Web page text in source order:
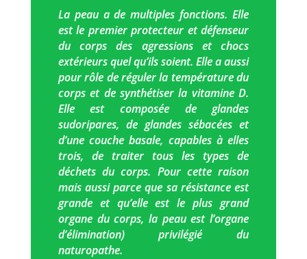
La peau a de multiples fonctions. Elle
est le premier protecteur et défenseur
du corps des agressions et chocs
extérieurs quel qu’ils soient. Elle a aussi
pour rôle de réguler la température du
corps et de synthétiser la vitamine D.
Elle est composée de glandes
sudoripares, de glandes sébacées et
d’une couche basale, capables à elles
trois, de traiter tous les types de
déchets du corps. Pour cette raison
mais aussi parce que sa résistance est
grande et qu’elle est le plus grand
organe du corps, la peau est l’organe
d’élimination) privilégié du
naturopathe.